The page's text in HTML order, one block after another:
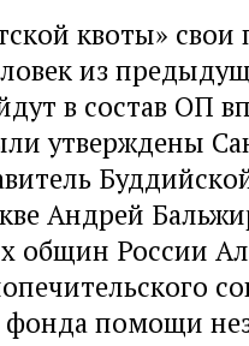
квоты» свои
из
в состав ОП
утверждены
Андрей
общин России
фонда помощи